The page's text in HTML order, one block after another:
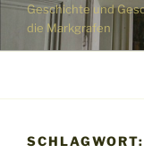
Geschichte und
die Markgrafen
SCHLAGWORT: